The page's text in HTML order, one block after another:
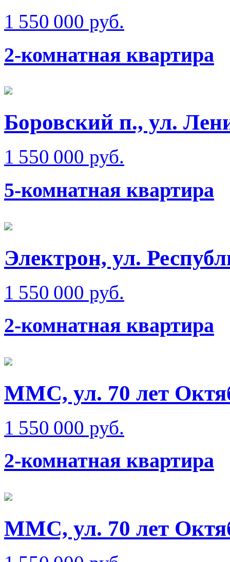
1 550 000 руб.
2-комнатная квартира
Боровский п., ул.
1 550 000 руб.
5-комнатная квартира
Электрон, ул.
1 550 000 руб.
2-комнатная квартира
ММС, ул. 70 лет
1 550 000 руб.
2-комнатная квартира
ММС, ул. 70 лет